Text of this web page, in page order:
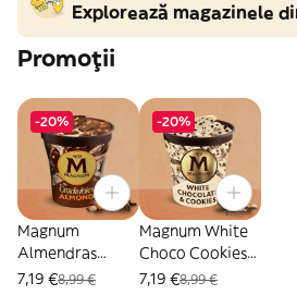
Explorează magazinele
Promoții
-20%
Magnum
Almendras
(440ml)
7,19 €8,99 €
-20%
Magnum White
Choco Cookies
(440ml)
7,19 €8,99 €